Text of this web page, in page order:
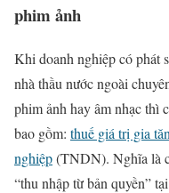
phim ảnh
Khi doanh nghiệp có phát
nhà thầu nước ngoài
phim ảnh hay âm nhạc thì
bao gồm: thuế giá trị gia
nghiệp(TNDN). Nghĩa là
“thu nhập từ bản quyền”